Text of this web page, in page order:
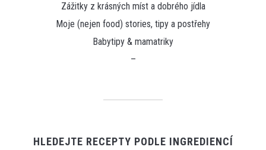
Zážitky z krásných míst a dobrého jídla
Moje (nejen food) stories, tipy a postřehy
Babytipy & mamatriky
–
HLEDEJTE RECEPTY PODLE INGREDIENCÍ